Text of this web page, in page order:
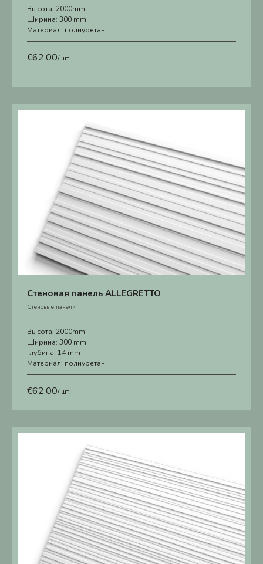
Высота: 2000mm
Ширина: 300 mm
Материал: полиуретан
€62.00/ шт.
Стеновая панель ALLEGRETTO
Стеновые панели
Высота: 2000mm
Ширина: 300 mm
Глубина: 14 mm
Материал: полиуретан
€62.00/ шт.